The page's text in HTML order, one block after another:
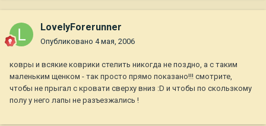
LovelyForerunner
Опубликовано 4 мая, 2006
ковры и всякие коврики стелить никогда не поздно, а с таким
маленьким щенком - так просто прямо показано!!! смотрите,
чтобы не прыгал с кровати сверху вниз :D и чтобы по скользкому
полу у него лапы не разъезжались !